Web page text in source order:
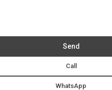
Call
WhatsApp